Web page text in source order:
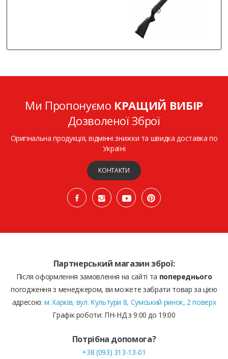
Ми Пропонуємо КРАЩИЙ ВИБІР
Дозволеної Зброї
Оригінальна продукція, відмінні знижки та швидка доставка по
Україні
КОНТАКТИ
Партнерський магазин зброї:
Після оформлення замовлення на сайті та попереднього
погодження з менеджером, ви можете забрати товар за цією
адресою: м. Харків, вул. Культури 8, Сумський ринок, 2 поверх
Графік роботи: ПН-НД з 9:00 до 19:00
Потрібна допомога?
+38 (093) 313-13-01